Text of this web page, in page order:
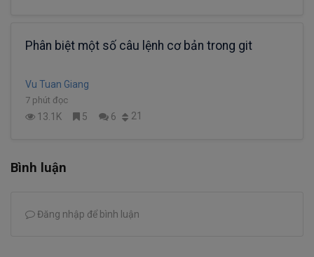
Phân biệt một số câu lệnh cơ bản trong git
Vu Tuan Giang
7 phút đọc
13.1K 5 6 21
Bình luận
Đăng nhập để bình luận